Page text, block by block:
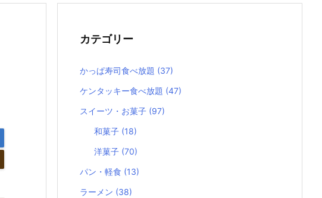
カテゴリー
かっぱ寿司食べ放題 (37)
ケンタッキー食べ放題 (47)
スイーツ・お菓子 (97)
和菓子 (18)
洋菓子 (70)
パン・軽食 (13)
ラーメン (38)